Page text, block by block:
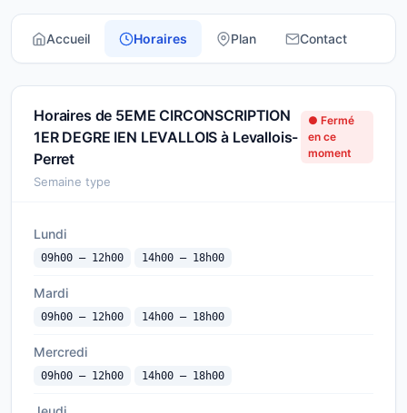
Accueil Horaires Plan Contact
Horaires de 5EME CIRCONSCRIPTION
1ER DEGRE IEN LEVALLOIS à Levallois-
Perret
● Fermé
en ce
moment
Semaine type
Lundi
09h00 — 12h00 14h00 — 18h00
Mardi
09h00 — 12h00 14h00 — 18h00
Mercredi
09h00 — 12h00 14h00 — 18h00